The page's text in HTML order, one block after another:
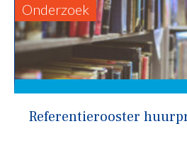
Onderzoek
Referentierooster